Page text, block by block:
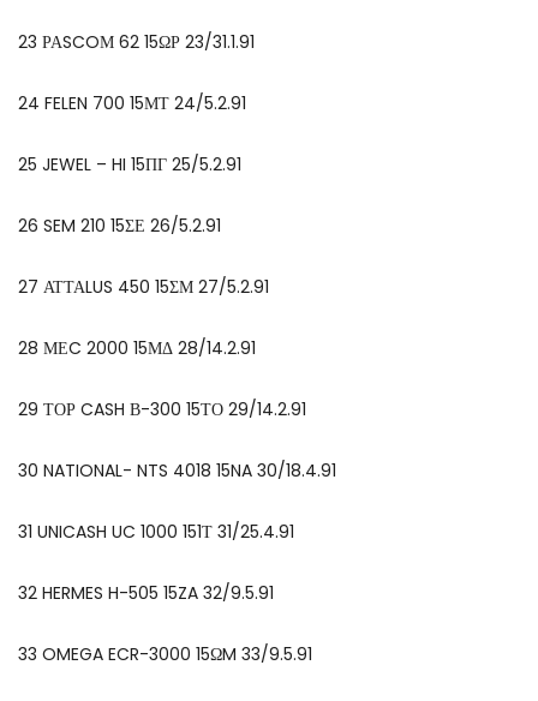
23 ΡΑSCOΜ 62 15ΩΡ 23/31.1.91
24 FELEN 700 15ΜΤ 24/5.2.91
25 JEWEL – HI 15ΠΓ 25/5.2.91
26 SEM 210 15ΣΕ 26/5.2.91
27 ΑΤΤΑLUS 450 15ΣΜ 27/5.2.91
28 ΜΕC 2000 15ΜΔ 28/14.2.91
29 ΤΟΡ CASH Β-300 15ΤΟ 29/14.2.91
30 NATIONAL- NTS 4018 15NA 30/18.4.91
31 UNICASH UC 1000 151Τ 31/25.4.91
32 HERMES H-505 15ZA 32/9.5.91
33 OMEGA ECR-3000 15ΩM 33/9.5.91